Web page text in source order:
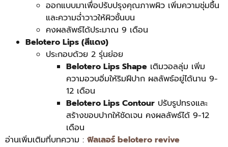
ออกแบบมาเพื่อปรับปรุงคุณภาพผิว เพิ่มความชุ่มชื้น
และความฉ่ำวาวให้ผิวชั้นบน
คงผลลัพธ์ได้ประมาณ 9 เดือน
Belotero Lips (สีแดง)
ประกอบด้วย 2 รุ่นย่อย
Belotero Lips Shape เติมวอลลุ่ม เพิ่ม
ความอวบอิ่มให้ริมฝีปาก ผลลัพธ์อยู่ได้นาน 9-
12 เดือน
Belotero Lips Contour ปรับรูปทรงและ
สร้างขอบปากให้ชัดเจน คงผลลัพธ์ได้ 9-12
เดือน
อ่านเพิ่มเติมที่บทความ : ฟิลเลอร์ belotero revive